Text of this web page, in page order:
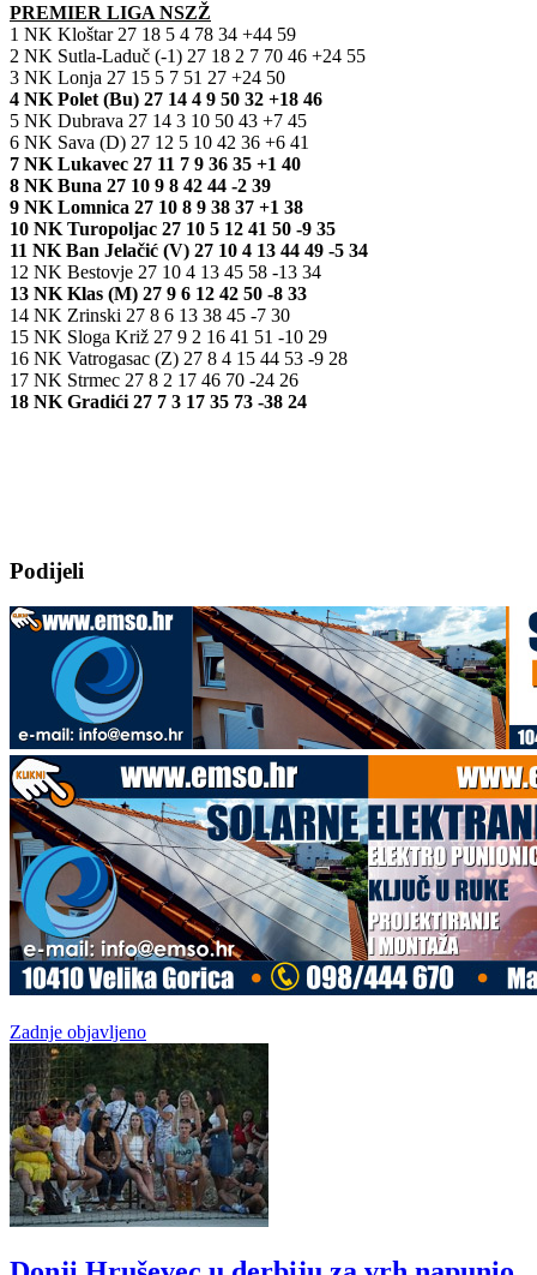
PREMIER LIGA NSZŽ
1 NK Kloštar 27 18 5 4 78 34 +44 59
2 NK Sutla-Laduč (-1) 27 18 2 7 70 46 +24 55
3 NK Lonja 27 15 5 7 51 27 +24 50
4 NK Polet (Bu) 27 14 4 9 50 32 +18 46
5 NK Dubrava 27 14 3 10 50 43 +7 45
6 NK Sava (D) 27 12 5 10 42 36 +6 41
7 NK Lukavec 27 11 7 9 36 35 +1 40
8 NK Buna 27 10 9 8 42 44 -2 39
9 NK Lomnica 27 10 8 9 38 37 +1 38
10 NK Turopoljac 27 10 5 12 41 50 -9 35
11 NK Ban Jelačić (V) 27 10 4 13 44 49 -5 34
12 NK Bestovje 27 10 4 13 45 58 -13 34
13 NK Klas (M) 27 9 6 12 42 50 -8 33
14 NK Zrinski 27 8 6 13 38 45 -7 30
15 NK Sloga Križ 27 9 2 16 41 51 -10 29
16 NK Vatrogasac (Z) 27 8 4 15 44 53 -9 28
17 NK Strmec 27 8 2 17 46 70 -24 26
18 NK Gradići 27 7 3 17 35 73 -38 24
Podijeli
Zadnje objavljeno